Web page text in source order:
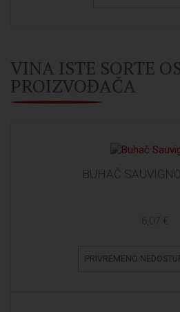
VINA ISTE SORTE
PROIZVOĐAČA
BUHAČ
6,07 €
PRIVREMENO